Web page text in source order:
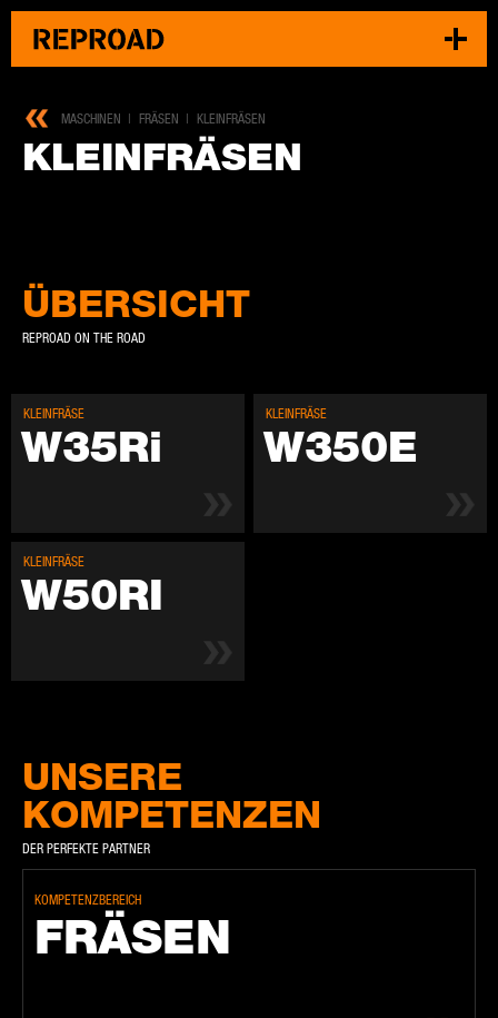
MASCHINEN FRÄSEN KLEINFRÄSEN
KLEIN­FRÄ­SEN
ÜBERSICHT
REPROAD ON THE ROAD
KLEIN­FRÄ­SE
W35Ri
KLEIN­FRÄ­SE
W350E
KLEIN­FRÄ­SE
W50RI
UNSERE
KOMPETENZEN
DER PERFEKTE PARTNER
KOMPETENZBEREICH
FRÄ­SEN